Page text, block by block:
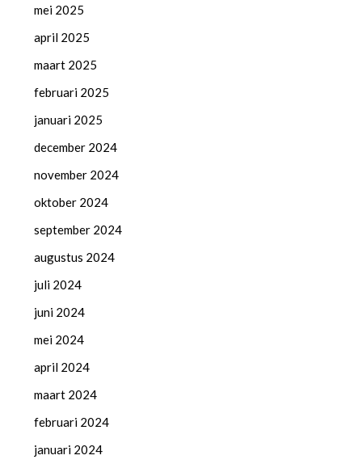
mei 2025
april 2025
maart 2025
februari 2025
januari 2025
december 2024
november 2024
oktober 2024
september 2024
augustus 2024
juli 2024
juni 2024
mei 2024
april 2024
maart 2024
februari 2024
januari 2024